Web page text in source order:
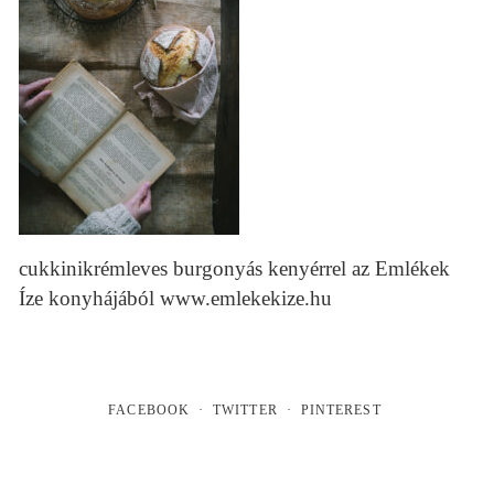
cukkinikrémleves burgonyás kenyérrel az Emlékek
Íze konyhájából www.emlekekize.hu
FACEBOOK TWITTER PINTEREST